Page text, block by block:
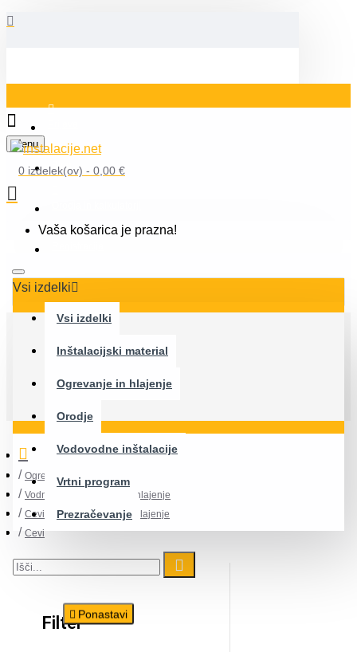
Blog
Menu
0 izdelek(ov) - 0,00 €
Vaša košarica je prazna!
Vsi izdelki
Vsi izdelki
Inštalacijski material
Ogrevanje in hlajenje
Orodje
Vodovodne inštalacije
Vrtni program
Prezračevanje
Ogrevanje in hlajenje
Vodno talno ogrevanje in hlajenje
Cevi za talno ogrevanje I hlajenje
Cevi
FilterPonastavi